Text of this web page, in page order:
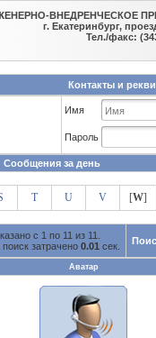
ВНЕДРЕНЧЕСКОЕ
г. Екатеринбург,
Тел./факс:
Контакты и
Имя
Пароль
Сообщения за день
T U V [W]
с 1 по 11 из 11.
затрачено 0.01 сек.
Аватар